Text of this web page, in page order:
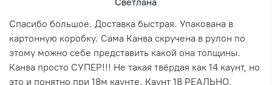
Спасибо большое. Доставка быстрая. Упакована в
картонную коробку. Сама Канва скручена в рулон по
этому можно себе представить какой она толщины.
Канва просто СУПЕР!!! Не такая твёрдая как 14 каунт, но
это и понятно при 18м каунте. Каунт 18 РЕАЛЬНО.